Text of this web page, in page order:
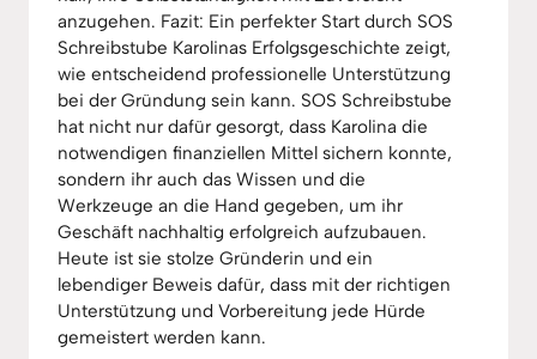
anzugehen. Fazit: Ein perfekter Start durch SOS
Schreibstube Karolinas Erfolgsgeschichte zeigt,
wie entscheidend professionelle Unterstützung
bei der Gründung sein kann. SOS Schreibstube
hat nicht nur dafür gesorgt, dass Karolina die
notwendigen finanziellen Mittel sichern konnte,
sondern ihr auch das Wissen und die
Werkzeuge an die Hand gegeben, um ihr
Geschäft nachhaltig erfolgreich aufzubauen.
Heute ist sie stolze Gründerin und ein
lebendiger Beweis dafür, dass mit der richtigen
Unterstützung und Vorbereitung jede Hürde
gemeistert werden kann.